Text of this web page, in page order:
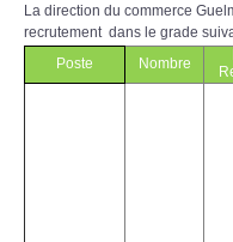
La direction du commerce
recrutement dans le grade
Poste
Nombre